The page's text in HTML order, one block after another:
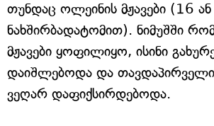
თუნდაც ოლეინის მჟავები (16
ნახშირბადატომით). ნიმუშში
მჟავები ყოფილიყო, ისინი
დაიშლებოდა და
ვეღარ დაფიქსირდებოდა.